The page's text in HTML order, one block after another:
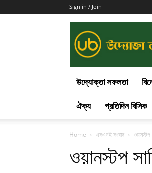
Sign in / Join
উদ্যোক্তা সফলতা
ঐক্য প্রতিদিন বিসিক
Home এসএমই সংবাদ ওয়ানস্টপ
ওয়ানস্টপ